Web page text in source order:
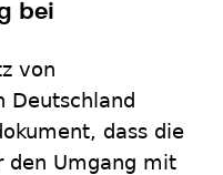
bei
von
Deutschland
dass die
den Umgang mit